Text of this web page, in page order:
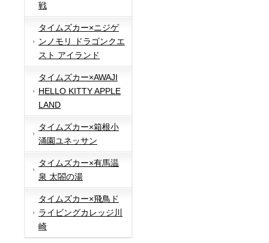
戦
タイムズカー×ニジゲ
ンノモリ ドラゴンクエ
スト アイランド
タイムズカー×AWAJI
HELLO KITTY APPLE
LAND
タイムズカー×箱根小
涌園ユネッサン
タイムズカー×有馬温
泉 太閤の湯
タイムズカー×飛鳥ド
ライビングカレッジ川
崎